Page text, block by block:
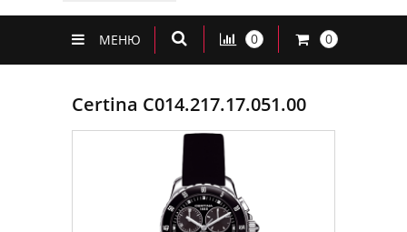
МЕНЮ 0 0
Certina C014.217.17.051.00